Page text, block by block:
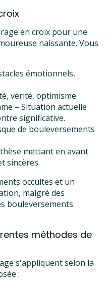
en croix pour une
naissante. Vous
émotionnels,
vérité, optimisme.
– Situation actuelle
significative.
de bouleversements
mettant en avant
sincères.
occultes et un
malgré des
bouleversements
méthodes de
s'appliquent selon la
: